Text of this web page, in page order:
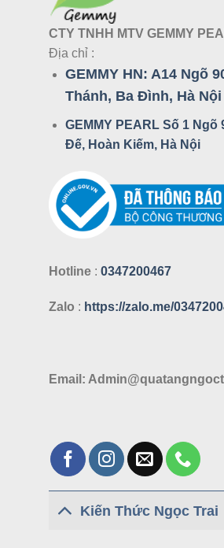
CTY TNHH MTV GEMMY
Địa chỉ :
GEMMY HN: A14 Ngõ
Thánh, Ba Đình, Hà Nội
GEMMY PEARL Số 1 Ngõ
Đế, Hoàn Kiếm, Hà Nội
Hotline : 0347200467
Zalo : https://zalo.me/
Email:
Kiến Thức Ngọc Trai